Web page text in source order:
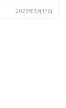
2025年3月17日